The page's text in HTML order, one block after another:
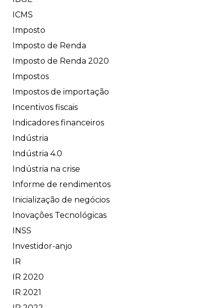
ICMS
Imposto
Imposto de Renda
Imposto de Renda 2020
Impostos
Impostos de importação
Incentivos fiscais
Indicadores financeiros
Indústria
Indústria 4.0
Indústria na crise
Informe de rendimentos
Inicialização de negócios
Inovações Tecnológicas
INSS
Investidor-anjo
IR
IR 2020
IR 2021